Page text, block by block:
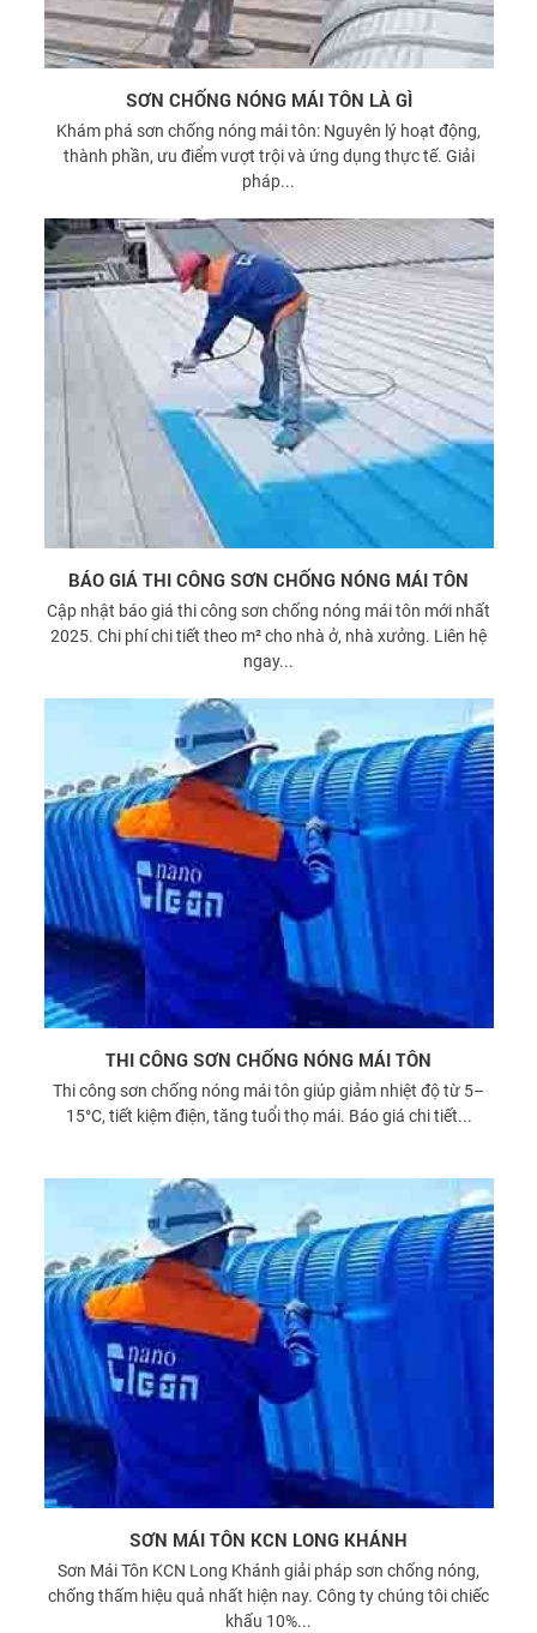
SƠN CHỐNG NÓNG MÁI TÔN LÀ GÌ
Khám phá sơn chống nóng mái tôn: Nguyên lý hoạt động,
thành phần, ưu điểm vượt trội và ứng dụng thực tế. Giải
pháp...
BÁO GIÁ THI CÔNG SƠN CHỐNG NÓNG MÁI TÔN
Cập nhật báo giá thi công sơn chống nóng mái tôn mới nhất
2025. Chi phí chi tiết theo m² cho nhà ở, nhà xưởng. Liên hệ
ngay...
THI CÔNG SƠN CHỐNG NÓNG MÁI TÔN
Thi công sơn chống nóng mái tôn giúp giảm nhiệt độ từ 5–
15°C, tiết kiệm điện, tăng tuổi thọ mái. Báo giá chi tiết...
SƠN MÁI TÔN KCN LONG KHÁNH
Sơn Mái Tôn KCN Long Khánh giải pháp sơn chống nóng,
chống thấm hiệu quả nhất hiện nay. Công ty chúng tôi chiếc
khấu 10%...